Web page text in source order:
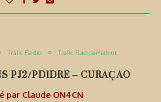
Trafic Radio Trafic Radioamateur
PJ2/PD1DRE – CURAÇAO
par Claude ON4CN